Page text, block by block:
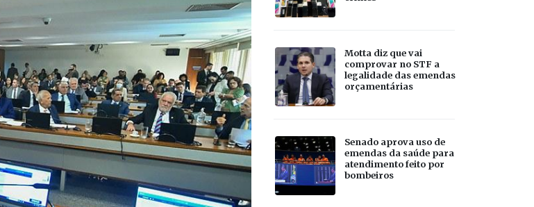
Motta diz que vai
comprovar no STF a
legalidade das emendas
orçamentárias
Senado aprova uso de
emendas da saúde para
atendimento feito por
bombeiros